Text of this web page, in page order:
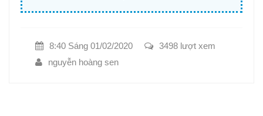
8:40 Sáng 01/02/2020
3498 lượt xem
nguyễn hoàng sen